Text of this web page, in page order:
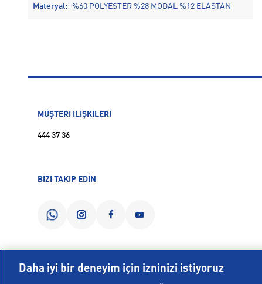
Materyal: %60 POLYESTER %28 MODAL %12 ELASTAN
MÜŞTERİ İLİŞKİLERİ
444 37 36
BİZİ TAKİP EDİN
Daha iyi bir deneyim için izninizi istiyoruz